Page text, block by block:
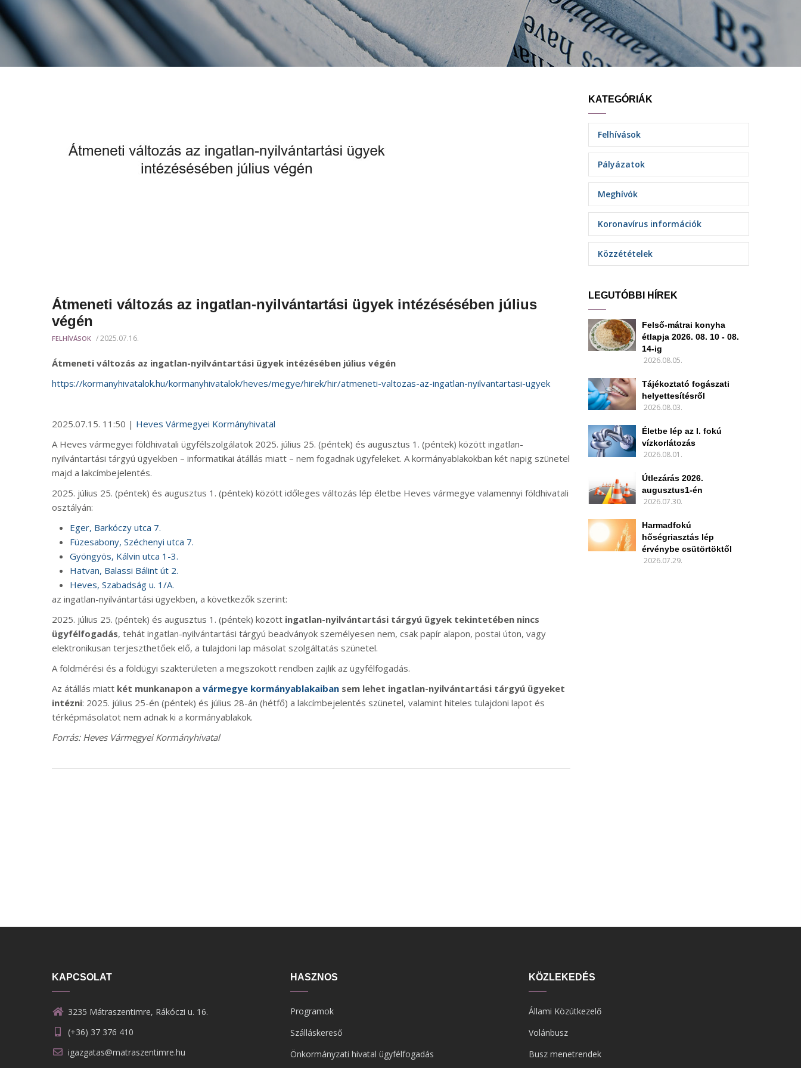
Átmeneti változás az ingatlan-nyilvántartási ügyek intézésésében július
végén
FELHÍVÁSOK /2025.07.16.
Átmeneti változás az ingatlan-nyilvántartási ügyek intézésében július végén
https://kormanyhivatalok.hu/kormanyhivatalok/heves/megye/hirek/hir/atmeneti-valtozas-az-ingatlan-nyilvantartasi-ugyek
2025.07.15. 11:50 | Heves Vármegyei Kormányhivatal
A Heves vármegyei földhivatali ügyfélszolgálatok 2025. július 25. (péntek) és augusztus 1. (péntek) között ingatlan-
nyilvántartási tárgyú ügyekben – informatikai átállás miatt – nem fogadnak ügyfeleket. A kormányablakokban két napig szünetel
majd a lakcímbejelentés.
2025. július 25. (péntek) és augusztus 1. (péntek) között időleges változás lép életbe Heves vármegye valamennyi földhivatali
osztályán:
Eger, Barkóczy utca 7.
Füzesabony, Széchenyi utca 7.
Gyöngyös, Kálvin utca 1-3.
Hatvan, Balassi Bálint út 2.
Heves, Szabadság u. 1/A.
az ingatlan-nyilvántartási ügyekben, a következők szerint:
2025. július 25. (péntek) és augusztus 1. (péntek) között ingatlan-nyilvántartási tárgyú ügyek tekintetében nincs
ügyfélfogadás, tehát ingatlan-nyilvántartási tárgyú beadványok személyesen nem, csak papír alapon, postai úton, vagy
elektronikusan terjeszthetőek elő, a tulajdoni lap másolat szolgáltatás szünetel.
A földmérési és a földügyi szakterületen a megszokott rendben zajlik az ügyfélfogadás.
Az átállás miatt két munkanapon a vármegye kormányablakaiban sem lehet ingatlan-nyilvántartási tárgyú ügyeket
intézni: 2025. július 25-én (péntek) és július 28-án (hétfő) a lakcímbejelentés szünetel, valamint hiteles tulajdoni lapot és
térképmásolatot nem adnak ki a kormányablakok.
Forrás: Heves Vármegyei Kormányhivatal
KATEGÓRIÁK
Felhívások
Pályázatok
Meghívók
Koronavírus információk
Közzétételek
LEGUTÓBBI HÍREK
Felső-mátrai konyha
étlapja 2026. 08. 10 - 08.
14-ig
2026.08.05.
Tájékoztató fogászati
helyettesítésről
2026.08.03.
Életbe lép az I. fokú
vízkorlátozás
2026.08.01.
Útlezárás 2026.
augusztus1-én
2026.07.30.
Harmadfokú
hőségriasztás lép
érvénybe csütörtöktől
2026.07.29.
KAPCSOLAT
3235 Mátraszentimre, Rákóczi u. 16.
(+36) 37 376 410
igazgatas@matraszentimre.hu
HASZNOS
Programok
Szálláskereső
Önkormányzati hivatal ügyfélfogadás
KÖZLEKEDÉS
Állami Közútkezelő
Volánbusz
Busz menetrendek